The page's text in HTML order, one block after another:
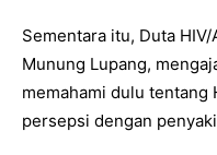
Sementara itu, Duta
Munung Lupang,
memahami dulu tentang
persepsi dengan